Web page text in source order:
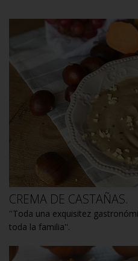
CREMA DE CASTAÑAS.
''Toda una exquisitez
toda la familia''.